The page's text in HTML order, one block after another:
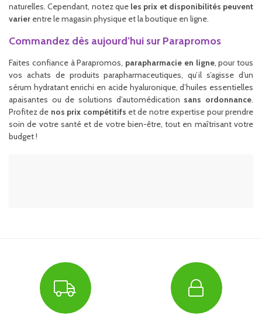
naturelles. Cependant, notez que les prix et disponibilités peuvent
varier entre le magasin physique et la boutique en ligne.
Commandez dès aujourd’hui sur Parapromos
Faites confiance à Parapromos, parapharmacie en ligne, pour tous
vos achats de produits parapharmaceutiques, qu’il s’agisse d’un
sérum hydratant enrichi en acide hyaluronique, d’huiles essentielles
apaisantes ou de solutions d’automédication sans ordonnance.
Profitez de nos prix compétitifs et de notre expertise pour prendre
soin de votre santé et de votre bien-être, tout en maîtrisant votre
budget !